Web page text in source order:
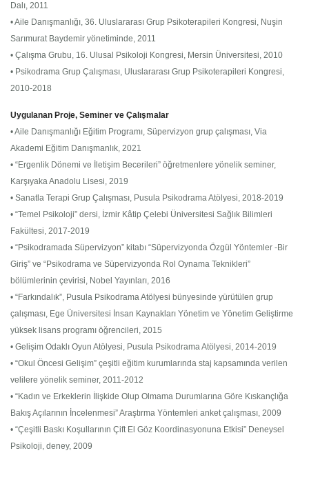
Dalı, 2011
• Aile Danışmanlığı, 36. Uluslararası Grup Psikoterapileri Kongresi, Nuşin
Sarımurat Baydemir yönetiminde, 2011
• Çalışma Grubu, 16. Ulusal Psikoloji Kongresi, Mersin Üniversitesi, 2010
• Psikodrama Grup Çalışması, Uluslararası Grup Psikoterapileri Kongresi,
2010-2018
Uygulanan Proje, Seminer ve Çalışmalar
• Aile Danışmanlığı Eğitim Programı, Süpervizyon grup çalışması, Via
Akademi Eğitim Danışmanlık, 2021
• “Ergenlik Dönemi ve İletişim Becerileri” öğretmenlere yönelik seminer,
Karşıyaka Anadolu Lisesi, 2019
• Sanatla Terapi Grup Çalışması, Pusula Psikodrama Atölyesi, 2018-2019
• “Temel Psikoloji” dersi, İzmir Kâtip Çelebi Üniversitesi Sağlık Bilimleri
Fakültesi, 2017-2019
• “Psikodramada Süpervizyon” kitabı “Süpervizyonda Özgül Yöntemler -Bir
Giriş” ve “Psikodrama ve Süpervizyonda Rol Oynama Teknikleri”
bölümlerinin çevirisi, Nobel Yayınları, 2016
• “Farkındalık”, Pusula Psikodrama Atölyesi bünyesinde yürütülen grup
çalışması, Ege Üniversitesi İnsan Kaynakları Yönetim ve Yönetim Geliştirme
yüksek lisans programı öğrencileri, 2015
• Gelişim Odaklı Oyun Atölyesi, Pusula Psikodrama Atölyesi, 2014-2019
• “Okul Öncesi Gelişim” çeşitli eğitim kurumlarında staj kapsamında verilen
velilere yönelik seminer, 2011-2012
• “Kadın ve Erkeklerin İlişkide Olup Olmama Durumlarına Göre Kıskançlığa
Bakış Açılarının İncelenmesi” Araştırma Yöntemleri anket çalışması, 2009
• “Çeşitli Baskı Koşullarının Çift El Göz Koordinasyonuna Etkisi” Deneysel
Psikoloji, deney, 2009